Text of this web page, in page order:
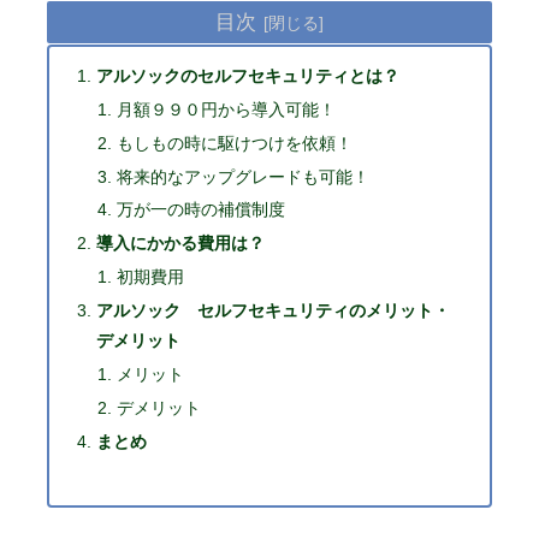
目次
アルソックのセルフセキュリティとは？
月額９９０円から導入可能！
もしもの時に駆けつけを依頼！
将来的なアップグレードも可能！
万が一の時の補償制度
導入にかかる費用は？
初期費用
アルソック セルフセキュリティのメリット・
デメリット
メリット
デメリット
まとめ